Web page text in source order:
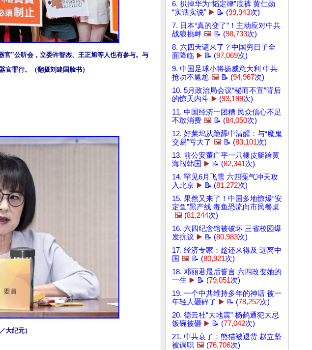
”公听会，立委许智杰、王正旭等人也有参与。与
官罪行。（翻摄刘建国脸书）
大纪元）
6. 扒掉华为“韬定律”底裤 黄仁勋
“实话实说” ▶️ 📝 (99,943次)
7. 日本“真的变了”！主动应对中共
战狼挑衅 🖼️ 📝 (98,733次)
8. 六四天谴来了？中国穷日子全
面降临 ▶️ 📝 (97,069次)
9. 中国足球小将扬威意大利 中共
抢功不尴尬 🖼️ 📝 (94,967次)
10. 5月政治局会议“秘而不宣”背后
的惊天内斗 ▶️ (93,199次)
11. 中国经济一团糟 民众信心不足
不敢消费 🖼️ 📝 (84,050次)
12. 好莱坞从跪舔中清醒：与“魔鬼
交易”亏大了 🖼️ 📝 (83,101次)
13. 前公安董广平一只橡皮艇跨黄
海闯韩国 ▶️ 📝 (82,341次)
14. 罕见6月飞雪 六四冤气冲天攻
入北京 ▶️ 📝 (81,272次)
15. 果然又来了！中国多地惊爆“安
定鱼”黑产线 毒鱼恐流向市民餐桌
🖼️ (81,244次)
16. 六四纪念馆被破坏 三省校园爆
发抗议 ▶️ 📝 (80,983次)
17. 经济专家：趁还来得及 远离中
国 🖼️ 📝 (80,921次)
18. 邓丽君最后誓言 六四改变她的
一生 ▶️ 📝 (79,051次)
19. 一个中共维持多年的神话 被一
年轻人砸碎了 ▶️ 📝 (78,252次)
20. 德云社“大地震” 杨鹤通犯大忌
饭碗被砸 ▶️ 📝 (77,042次)
21. 中共衰了：熊猫被退货 赵立坚
被调职 🖼️ (76,706次)